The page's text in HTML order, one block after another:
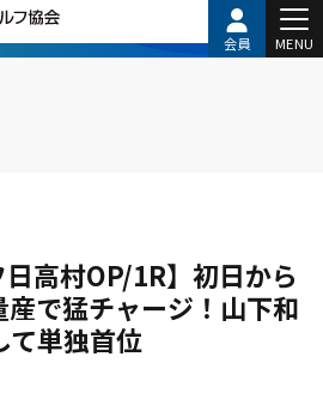
会員 MENU
日高村OP/1R】初日から
で猛チャージ！山下和
て単独首位